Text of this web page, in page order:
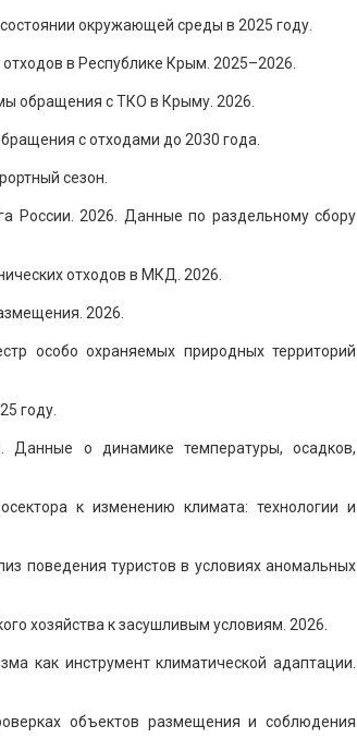
окружающей среды в 2025 году.
в Республике Крым. 2025–2026.
обращения с ТКО в Крыму. 2026.
с отходами до 2030 года.
сезон.
России. 2026. Данные по раздельному сбору
отходов в МКД. 2026.
2026.
особо охраняемых природных территорий
году.
Данные о динамике температуры, осадков,
к изменению климата: технологии и
поведения туристов в условиях аномальных
хозяйства к засушливым условиям. 2026.
как инструмент климатической адаптации.
объектов размещения и соблюдения